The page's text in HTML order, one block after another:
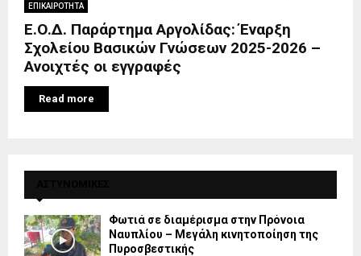
ΕΠΙΚΑΙΡΟΤΗΤΑ
Ε.Ο.Δ. Παράρτημα Αργολίδας: Έναρξη
Σχολείου Βασικών Γνώσεων 2025-2026 –
Ανοιχτές οι εγγραφές
Read more
Φωτιά σε διαμέρισμα στην Πρόνοια
Ναυπλίου – Μεγάλη κινητοποίηση της
Πυροσβεστικής